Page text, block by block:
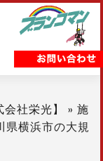
社栄光】 » 施
県横浜市の大規